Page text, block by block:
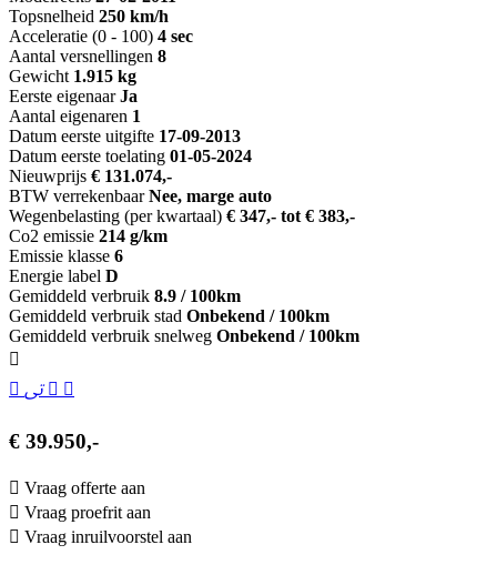
Topsnelheid 250 km/h
Acceleratie (0 - 100) 4 sec
Aantal versnellingen 8
Gewicht 1.915 kg
Eerste eigenaar Ja
Aantal eigenaren 1
Datum eerste uitgifte 17-09-2013
Datum eerste toelating 01-05-2024
Nieuwprijs € 131.074,-
BTW verrekenbaar Nee, marge auto
Wegenbelasting (per kwartaal) € 347,- tot € 383,-
Co2 emissie 214 g/km
Emissie klasse 6
Energie label D
Gemiddeld verbruik 8.9 / 100km
Gemiddeld verbruik stad Onbekend / 100km
Gemiddeld verbruik snelweg Onbekend / 100km
€ 39.950,-
Vraag offerte aan
Vraag proefrit aan
Vraag inruilvoorstel aan